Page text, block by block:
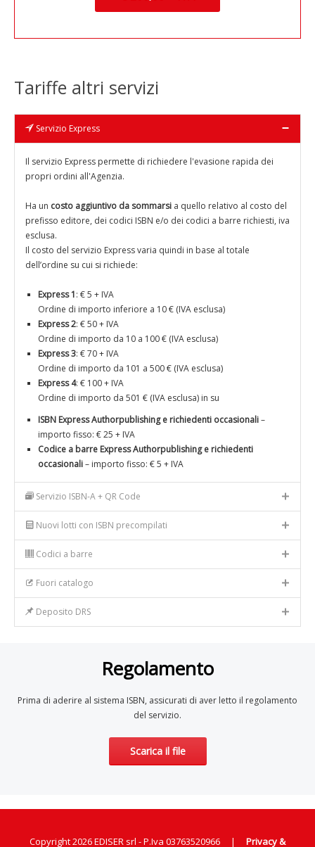
Tariffe altri servizi
Servizio Express
Il servizio Express permette di richiedere l'evasione rapida dei
propri ordini all'Agenzia.
Ha un costo aggiuntivo da sommarsi a quello relativo al costo del
prefisso editore, dei codici ISBN e/o dei codici a barre richiesti, iva
esclusa.
Il costo del servizio Express varia quindi in base al totale
dell’ordine su cui si richiede:
Express 1: € 5 + IVA
Ordine di importo inferiore a 10 € (IVA esclusa)
Express 2: € 50 + IVA
Ordine di importo da 10 a 100 € (IVA esclusa)
Express 3: € 70 + IVA
Ordine di importo da 101 a 500 € (IVA esclusa)
Express 4: € 100 + IVA
Ordine di importo da 501 € (IVA esclusa) in su
ISBN Express Authorpublishing e richiedenti occasionali–
importo fisso: € 25 + IVA
Codice a barre Express Authorpublishing e richiedenti
occasionali– importo fisso: € 5 + IVA
Servizio ISBN-A + QR Code
Nuovi lotti con ISBN precompilati
Codici a barre
Fuori catalogo
Deposito DRS
Regolamento
Prima di aderire al sistema ISBN, assicurati di aver letto il regolamento
del servizio.
Scarica il file
Copyright 2026 EDISER srl - P.Iva 03763520966 | Privacy &